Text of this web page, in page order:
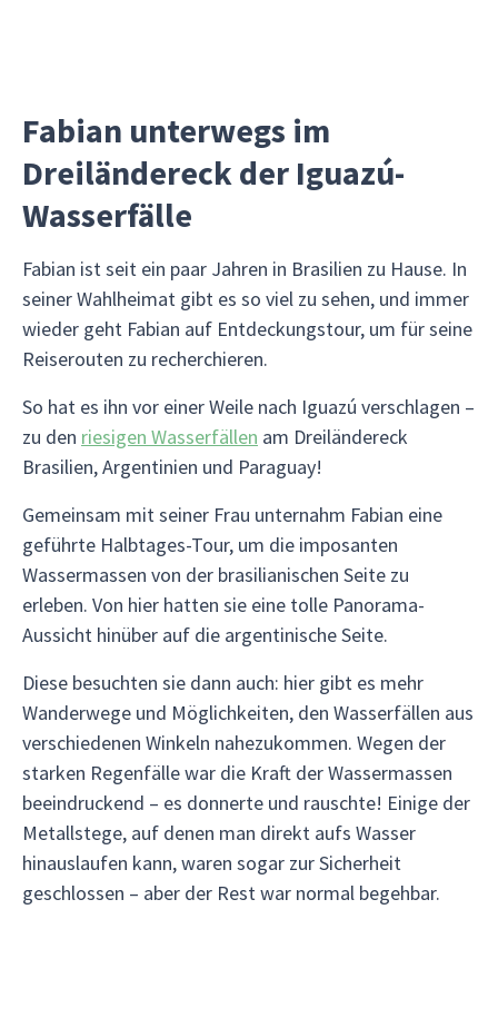
Fabian unterwegs im
Dreiländereck der Iguazú-
Wasserfälle
Fabian ist seit ein paar Jahren in Brasilien zu Hause. In
seiner Wahlheimat gibt es so viel zu sehen, und immer
wieder geht Fabian auf Entdeckungstour, um für seine
Reiserouten zu recherchieren.
So hat es ihn vor einer Weile nach Iguazú verschlagen –
zu den riesigen Wasserfällen am Dreiländereck
Brasilien, Argentinien und Paraguay!
Gemeinsam mit seiner Frau unternahm Fabian eine
geführte Halbtages-Tour, um die imposanten
Wassermassen von der brasilianischen Seite zu
erleben. Von hier hatten sie eine tolle Panorama-
Aussicht hinüber auf die argentinische Seite.
Diese besuchten sie dann auch: hier gibt es mehr
Wanderwege und Möglichkeiten, den Wasserfällen aus
verschiedenen Winkeln nahezukommen. Wegen der
starken Regenfälle war die Kraft der Wassermassen
beeindruckend – es donnerte und rauschte! Einige der
Metallstege, auf denen man direkt aufs Wasser
hinauslaufen kann, waren sogar zur Sicherheit
geschlossen – aber der Rest war normal begehbar.